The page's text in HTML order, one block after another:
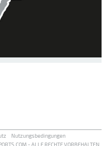
Nutzungsbedingungen
- ALLE RECHTE VORBEHALTEN